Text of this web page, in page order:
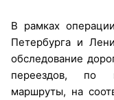
В рамках
Петербурга и
обследование
переездов, по
маршруты, на